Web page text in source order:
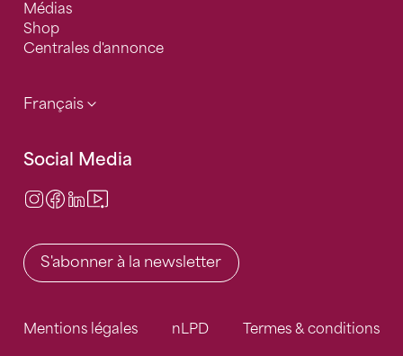
Médias
Shop
Centrales d'annonce
Français
Social Media
Instagram
Facebook
LinkedIn
S'abonner à la newsletter
Mentions légales nLPD Termes & conditions